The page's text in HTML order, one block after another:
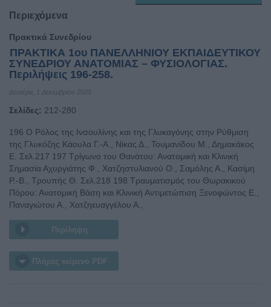
Περιεχόμενα
Πρακτικά Συνεδρίου
ΠΡΑΚΤΙΚΑ 1ου ΠΑΝΕΛΛΗΝΙΟΥ ΕΚΠΑΙΔΕΥΤΙΚΟΥ
ΣΥΝΕΔΡΙΟΥ ΑΝΑΤΟΜΙΑΣ – ΦΥΣΙΟΛΟΓΙΑΣ.
Περιλήψεις 196-258.
Δευτέρα, 1 Δεκεμβρίου 2025
Σελίδες: 212-280
196 Ο Ρόλος της Ινσουλίνης και της Γλυκαγόνης στην Ρύθμιση
της Γλυκόζης Κάουλα Γ.-Α., Νίκας Δ., Τουμανίδου Μ., Δημακάκος
Ε. Σελ.217 197 Τρίγωνο του Θανάτου: Ανατομική και Κλινική
Σημασία Αχυργιάτης Φ., Χατζηστυλιανού Ο., Σαμόλης Α., Κασίμη
Ρ.-Β., Τρουπής Θ. Σελ.218 198 Τραυματισμός του Θωρακικού
Πόρου: Ανατομική Βάση και Κλινική Αντιμετώπιση Ξενοφώντος Ε.,
Παναγιώτου Α., Χατζηευαγγέλου Α.,
Περίληψη
Πλήρες κείμενο PDF